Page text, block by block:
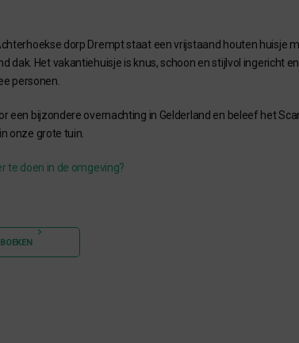
dorp Drempt staat een vrijstaand houten huisje
dak. Het vakantiehuisje is knus, schoon en stijlvol ingericht
personen.
een bijzondere overnachting in Gelderland en beleef het
onze grote tuin.
te doen in de omgeving?